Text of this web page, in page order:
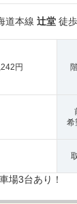
道本線 辻堂 徒歩
円
希
場3台あり！